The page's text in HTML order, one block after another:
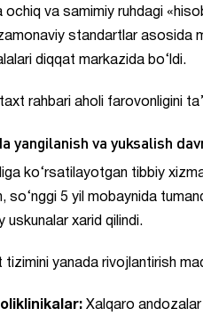
ochiq va samimiy ruhdagi
standartlar asosida
diqqat markazida bo‘ldi.
rahbari aholi farovonligini
yangilanish va yuksalish
ko‘rsatilayotgan tibbiy
so‘nggi 5 yil mobaynida
uskunalar xarid qilindi.
tizimini yanada rivojlantirish
Xalqaro